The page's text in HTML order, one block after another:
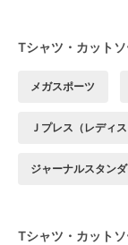
Tシャツ・カット
メガスポーツ
Ｊプレス（レディス
ジャーナルスタン
Tシャツ・カット